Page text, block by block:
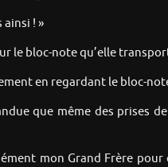
! »
le bloc-note qu’elle
en regardant le bloc-
que même des prises
mon Grand Frère